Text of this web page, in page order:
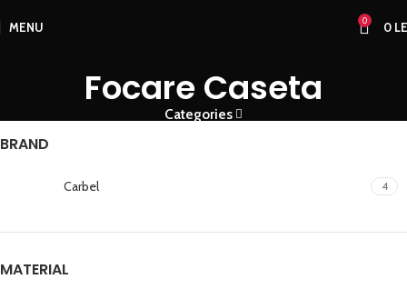
MENU 0 0
Focare Caseta
Categories
BRAND
Carbel 4
MATERIAL